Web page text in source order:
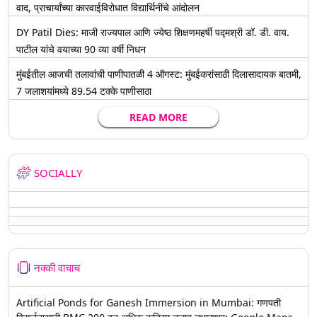
वाद, प्राचार्यांच्या कारवाईविरोधात विद्यार्थिनींचे आंदोलन
DY Patil Dies: माजी राज्यपाल आणि ज्येष्ठ शिक्षणमहर्षी पद्मश्री डॉ. डी. वाय.
पाटील यांचे वयाच्या 90 व्या वर्षी निधन
मुंबईतील आजची तलावांची पाणीपातळी 4 ऑगस्ट: मुंबईकरांसाठी दिलासादायक बातमी,
7 जलाशयांमध्ये 89.54 टक्के पाणीसाठा
READ MORE
SOCIALLY
नक्की वाचाच
Artificial Ponds for Ganesh Immersion in Mumbai: गणपती